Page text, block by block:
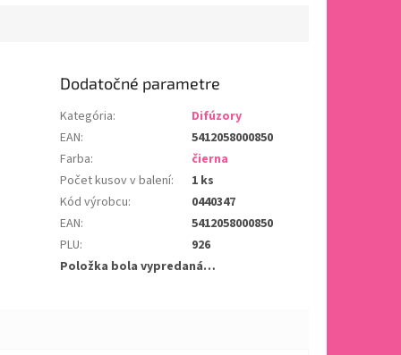
Dodatočné parametre
Kategória:
Difúzory
EAN:
5412058000850
Farba:
čierna
Počet kusov v balení:
1 ks
Kód výrobcu:
0440347
EAN:
5412058000850
PLU:
926
Položka bola vypredaná…